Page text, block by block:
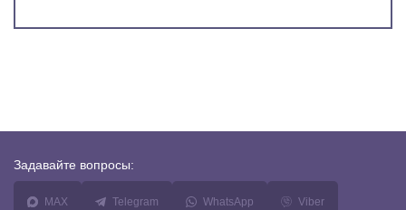
Задавайте вопросы:
MAX Telegram WhatsApp Viber